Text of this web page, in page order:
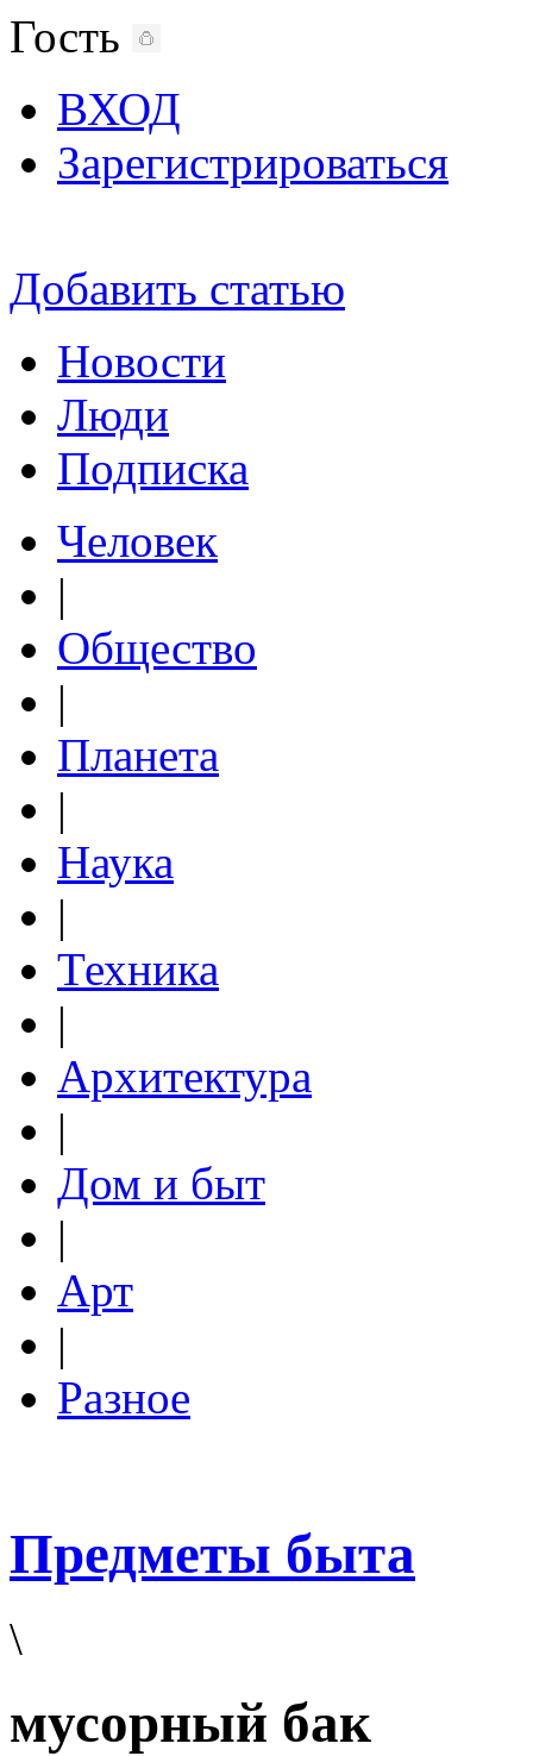
Гость
ВХОД
Зарегистрироваться
Добавить статью
Новости
Люди
Подписка
Человек
|
Общество
|
Планета
|
Наука
|
Техника
|
Архитектура
|
Дом и быт
|
Арт
|
Разное
Предметы быта
\
мусорный бак